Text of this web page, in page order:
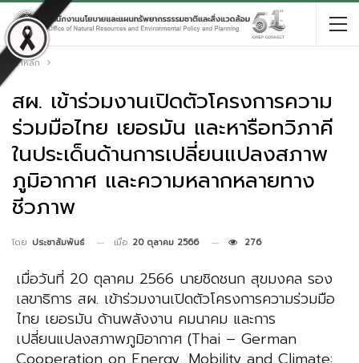
หน้าหลัก
สผ. เข้าร่วมงานเปิดตัวโครงการความ
ร่วมมือไทย เยอรมัน และหารือทวิภาคี
ในประเด็นด้านการเปลี่ยนแปลงสภาพ
ภูมิอากาศ และความหลากหลายทาง
ชีวภาพ
โดย ประชาสัมพันธ์ เมื่อ 20 ตุลาคม 2566 276
เมื่อวันที่ 20 ตุลาคม 2566 นายชิดชนก สุขมงคล รอง
เลขาธิการ สผ. เข้าร่วมงานเปิดตัวโครงการความร่วมมือ
ไทย เยอรมัน ด้านพลังงาน คมนาคม และการ
เปลี่ยนแปลงสภาพภูมิอากาศ (Thai – German